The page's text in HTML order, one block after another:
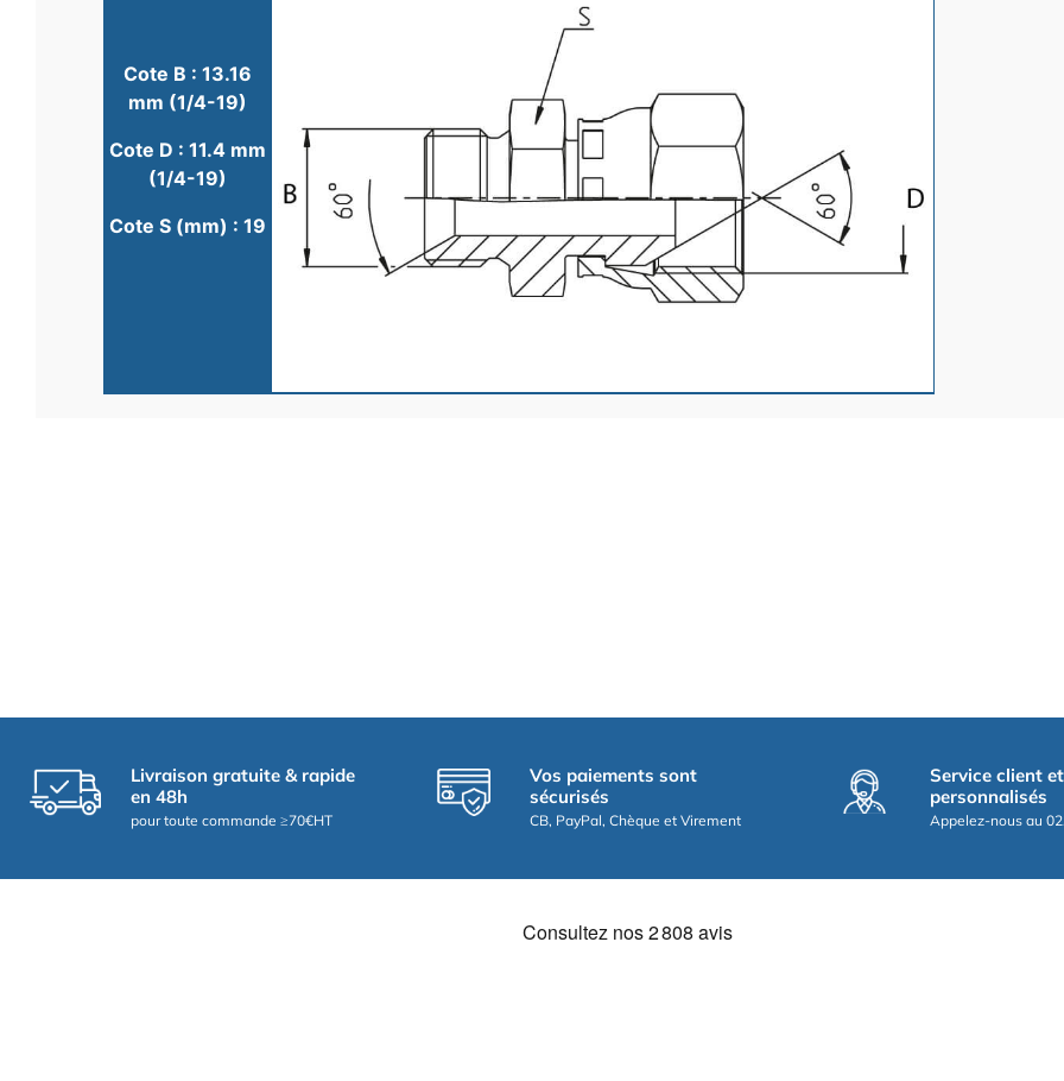
Cote B : 13.16
mm (1/4-19)
Cote D : 11.4 mm
(1/4-19)
Cote S (mm) : 19
Livraison gratuite & rapide
en 48h
pour toute commande ≥70€HT
Vos paiements sont
sécurisés
CB, PayPal, Chèque et Virement
Service client
personnalisés
Appelez-nous au